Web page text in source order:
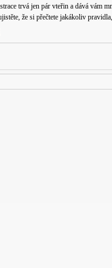
trvá jen pár vteřin a dává vám
že si přečtete jakákoliv